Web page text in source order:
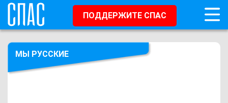
ПОДДЕРЖИТЕ СПАС
МЫ РУССКИЕ